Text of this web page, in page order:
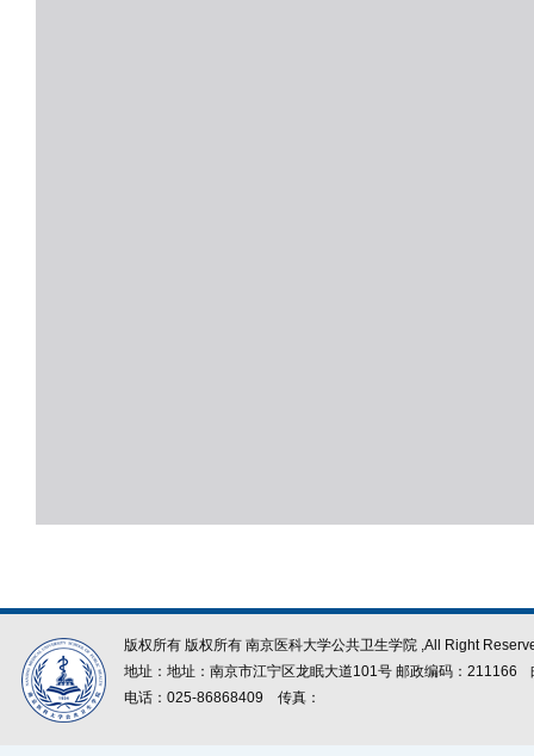
版权所有 版权所有 南京医科大学公共卫生学院 ,All Right
地址：地址：南京市江宁区龙眠大道101号 邮政编码：211166
电话：025-86868409
传真：